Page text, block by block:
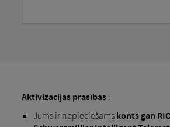
Aktivizācijas prasības:
Jums ir nepieciešams konts gan